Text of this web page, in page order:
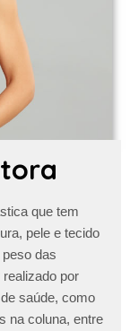
que tem
pele e tecido
das
por
saúde, como
na coluna, entre